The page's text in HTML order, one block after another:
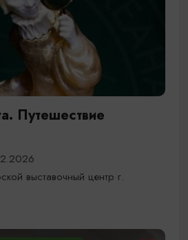
Путешествие
выставочный центр г.